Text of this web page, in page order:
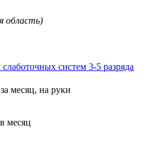
область)
систем 3-5 разряда
за месяц, на руки
месяц